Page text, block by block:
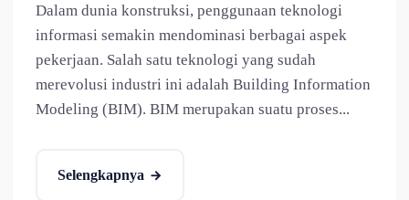
Dalam dunia konstruksi, penggunaan teknologi
informasi semakin mendominasi berbagai aspek
pekerjaan. Salah satu teknologi yang sudah
merevolusi industri ini adalah Building Information
Modeling (BIM). BIM merupakan suatu proses...
Selengkapnya